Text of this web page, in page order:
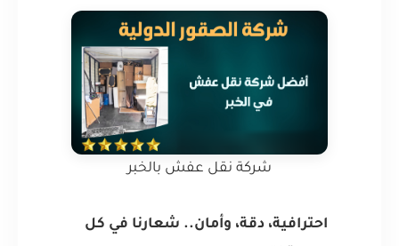
شركة نقل عفش بالخبر
احترافية، دقة، وأمان.. شعارنا في كل